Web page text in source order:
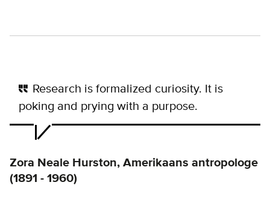
Research is formalized curiosity. It is
poking and prying with a purpose.
Zora Neale Hurston, Amerikaans antropologe
(1891 - 1960)